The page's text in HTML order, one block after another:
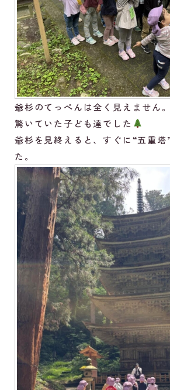
爺杉のてっぺんは全く見えません
驚いていた子ども達でした
爺杉を見終えると、すぐに“五重塔
た。